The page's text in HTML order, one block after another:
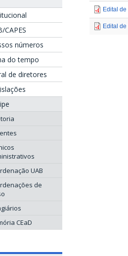
CAPES
números
do tempo
de diretores
UAB
de
CEaD
Edital
Edital